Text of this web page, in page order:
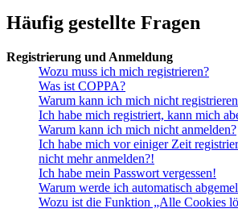
Häufig gestellte Fragen
Registrierung und Anmeldung
Wozu muss ich mich registrieren?
Was ist COPPA?
Warum kann ich mich nicht
Ich habe mich registriert, kann mich
Warum kann ich mich nicht anmelden?
Ich habe mich vor einiger Zeit
nicht mehr anmelden?!
Ich habe mein Passwort vergessen!
Warum werde ich automatisch
Wozu ist die Funktion „Alle Cookies